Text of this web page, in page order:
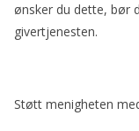
ønsker du dette, bør
givertjenesten.
Støtt menigheten